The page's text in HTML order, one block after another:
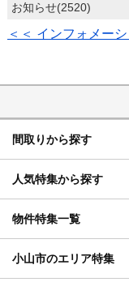
お知らせ(2520)
＜＜ インフォメー
間取りから探す
人気特集から探す
物件特集一覧
小山市のエリア特集